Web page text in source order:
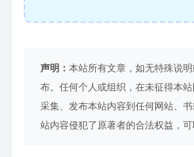
声明： 本站所有文章，如无特殊说
布。任何个人或组织，在未征得本站
采集、发布本站内容到任何网站、
站内容侵犯了原著者的合法权益，可